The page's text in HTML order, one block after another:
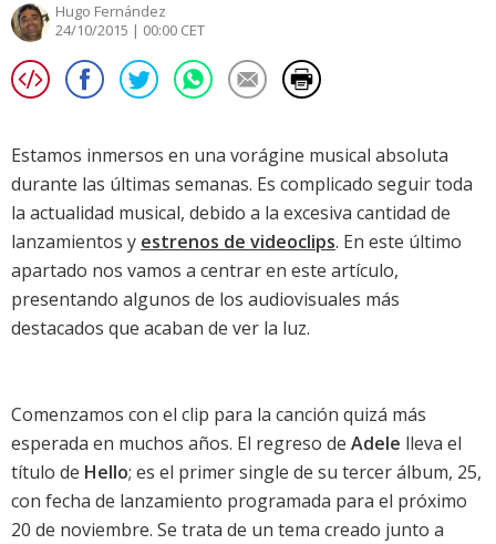
Hugo Fernández
24/10/2015 | 00:00 CET
Estamos inmersos en una vorágine musical absoluta
durante las últimas semanas. Es complicado seguir toda
la actualidad musical, debido a la excesiva cantidad de
lanzamientos y estrenos de videoclips. En este último
apartado nos vamos a centrar en este artículo,
presentando algunos de los audiovisuales más
destacados que acaban de ver la luz.
Comenzamos con el clip para la canción quizá más
esperada en muchos años. El regreso de Adele lleva el
título de Hello; es el primer single de su tercer álbum, 25,
con fecha de lanzamiento programada para el próximo
20 de noviembre. Se trata de un tema creado junto a